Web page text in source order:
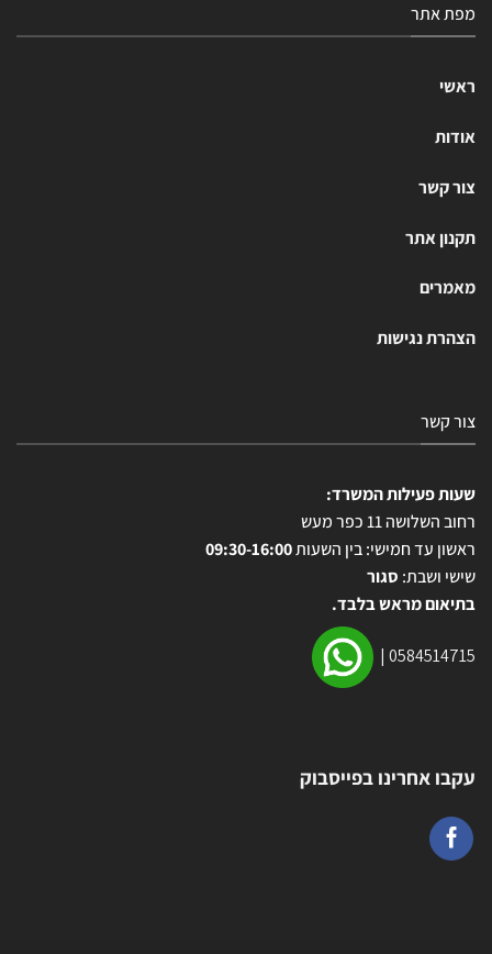
מפת אתר
ראשי
אודות
צור קשר
תקנון אתר
מאמרים
הצהרת נגישות
צור קשר
שעות פעילות המשרד:
רחוב השלושה 11 כפר מעש
ראשון עד חמישי: בין השעות09:30-16:00
שישי ושבת: סגור
בתיאום מראש בלבד.
0584514715
|
עקבו אחרינו בפייסבוק